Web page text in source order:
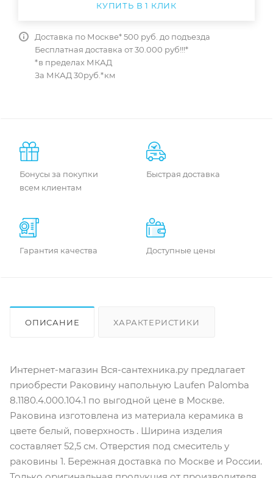
КУПИТЬ В 1 КЛИК
Доставка по Москве* 500 руб. до подъезда
Бесплатная доставка от 30.000 руб!!!*
*в пределах МКАД
За МКАД 30руб.*км
Бонусы за покупки
всем клиентам
Быстрая доставка
Гарантия качества Доступные цены
ОПИСАНИЕ ХАРАКТЕРИСТИКИ
Интернет-магазин Вся-сантехника.ру предлагает
приобрести Раковину напольную Laufen Palomba
8.1180.4.000.104.1 по выгодной цене в Москве.
Раковина изготовлена из материала керамика в
цвете белый, поверхность . Ширина изделия
составляет 52,5 см. Отверстия под смеситель у
раковины 1. Бережная доставка по Москве и России.